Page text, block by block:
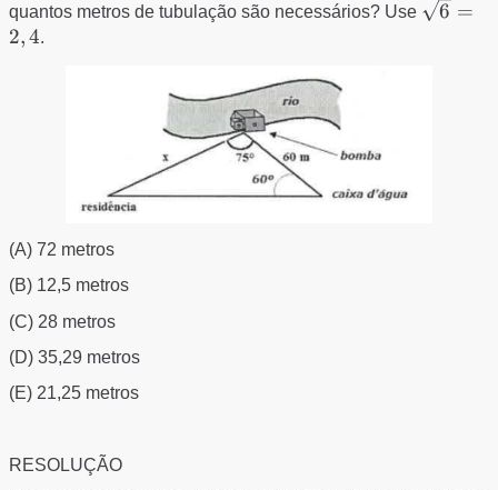
quantos metros de tubulação são necessários? Use 6 =
2,4.
(A) 72 metros
(B) 12,5 metros
(C) 28 metros
(D) 35,29 metros
(E) 21,25 metros
RESOLUÇÃO